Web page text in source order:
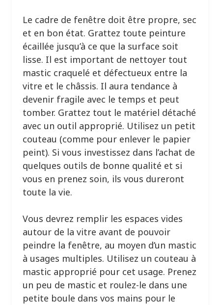
Le cadre de fenêtre doit être propre, sec
et en bon état. Grattez toute peinture
écaillée jusqu’à ce que la surface soit
lisse. Il est important de nettoyer tout
mastic craquelé et défectueux entre la
vitre et le châssis. Il aura tendance à
devenir fragile avec le temps et peut
tomber. Grattez tout le matériel détaché
avec un outil approprié. Utilisez un petit
couteau (comme pour enlever le papier
peint). Si vous investissez dans l’achat de
quelques outils de bonne qualité et si
vous en prenez soin, ils vous dureront
toute la vie.
Vous devrez remplir les espaces vides
autour de la vitre avant de pouvoir
peindre la fenêtre, au moyen d’un mastic
à usages multiples. Utilisez un couteau à
mastic approprié pour cet usage. Prenez
un peu de mastic et roulez-le dans une
petite boule dans vos mains pour le